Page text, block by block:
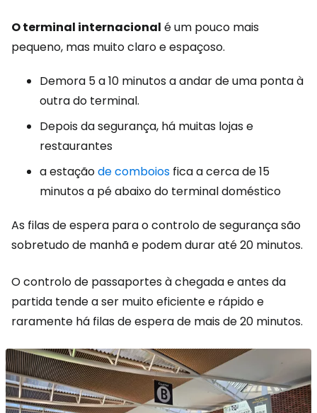
O terminal internacional é um pouco mais
pequeno, mas muito claro e espaçoso.
Demora 5 a 10 minutos a andar de uma ponta à
outra do terminal.
Depois da segurança, há muitas lojas e
restaurantes
a estaçãode comboios fica a cerca de 15
minutos a pé abaixo do terminal doméstico
As filas de espera para o controlo de segurança são
sobretudo de manhã e podem durar até 20 minutos.
O controlo de passaportes à chegada e antes da
partida tende a ser muito eficiente e rápido e
raramente há filas de espera de mais de 20 minutos.